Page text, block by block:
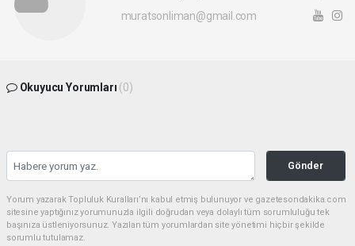
muratsonliman@gmail.com
Okuyucu Yorumları (0)
Gönder
Yorum yazarak Topluluk Kuralları’nı kabul etmiş bulunuyor ve gazetesondakika.com
sitesine yaptığınız yorumunuzla ilgili doğrudan veya dolaylı tüm sorumluluğu tek
başınıza üstleniyorsunuz. Yazılan tüm yorumlardan site yönetimi hiçbir şekilde
sorumlu tutulamaz.